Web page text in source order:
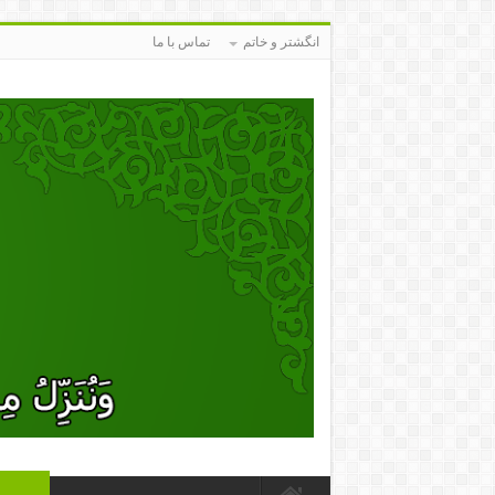
انگشتر و خاتم تماس با ما